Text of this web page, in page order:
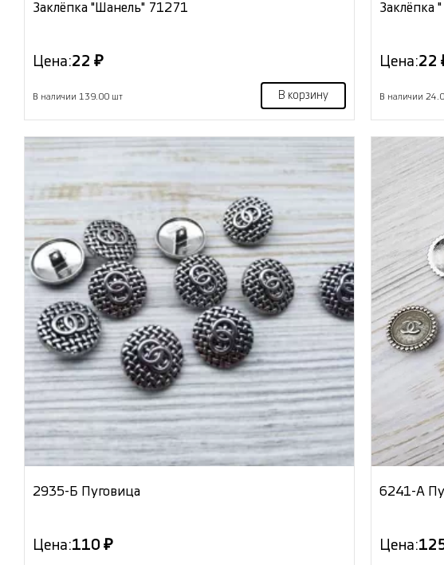
Заклёпка "Шанель" 71271
Цена:22 ₽
В наличии 139.00 шт В корзину
Заклёпка
Цена:22
В наличии
2935-Б Пуговица
Цена:110 ₽
6241-А
Цена: